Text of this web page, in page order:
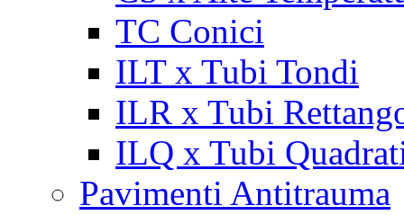
TC Conici
ILT x Tubi Tondi
ILR x Tubi
ILQ x Tubi
Pavimenti Antitrauma